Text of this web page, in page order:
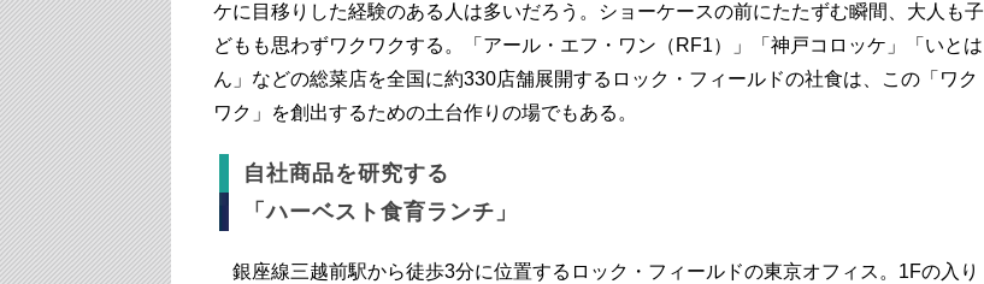
ケに目移りした経験のある人は多いだろう。ショーケースの前にたたずむ瞬間、大人も子
どもも思わずワクワクする。「アール・エフ・ワン（RF1）」「神戸コロッケ」「いとは
ん」などの総菜店を全国に約330店舗展開するロック・フィールドの社食は、この「ワク
ワク」を創出するための土台作りの場でもある。
自社商品を研究する
「ハーベスト食育ランチ」
銀座線三越前駅から徒歩3分に位置するロック・フィールドの東京オフィス。1Fの入り